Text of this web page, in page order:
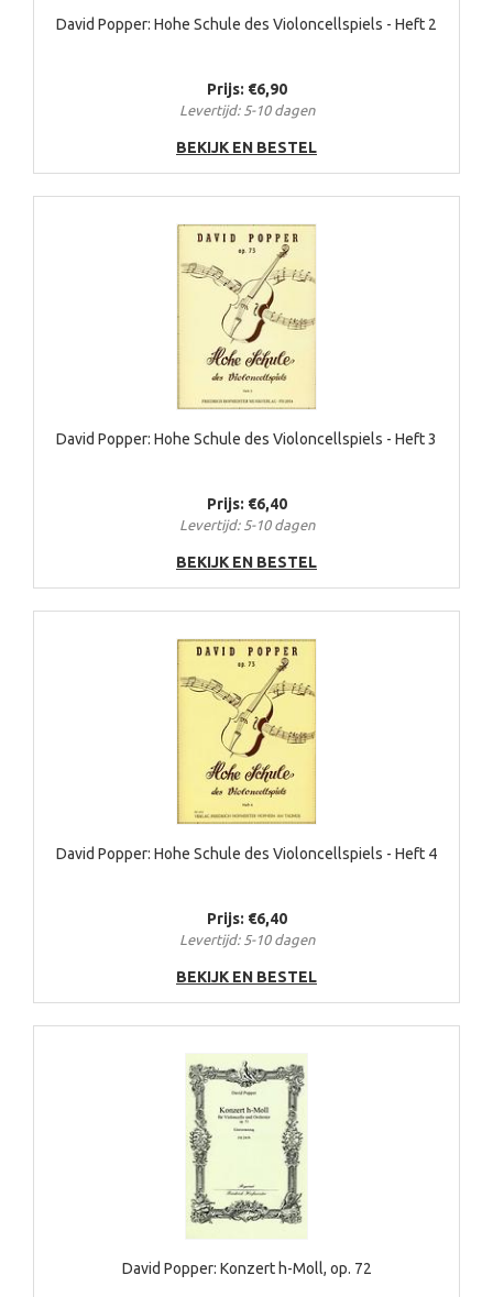
David Popper: Hohe Schule des Violoncellspiels - Heft 2
Prijs: €6,90
Levertijd: 5-10 dagen
BEKIJK EN BESTEL
David Popper: Hohe Schule des Violoncellspiels - Heft 3
Prijs: €6,40
Levertijd: 5-10 dagen
BEKIJK EN BESTEL
David Popper: Hohe Schule des Violoncellspiels - Heft 4
Prijs: €6,40
Levertijd: 5-10 dagen
BEKIJK EN BESTEL
David Popper: Konzert h-Moll, op. 72